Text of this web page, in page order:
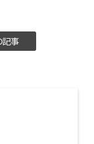
記事